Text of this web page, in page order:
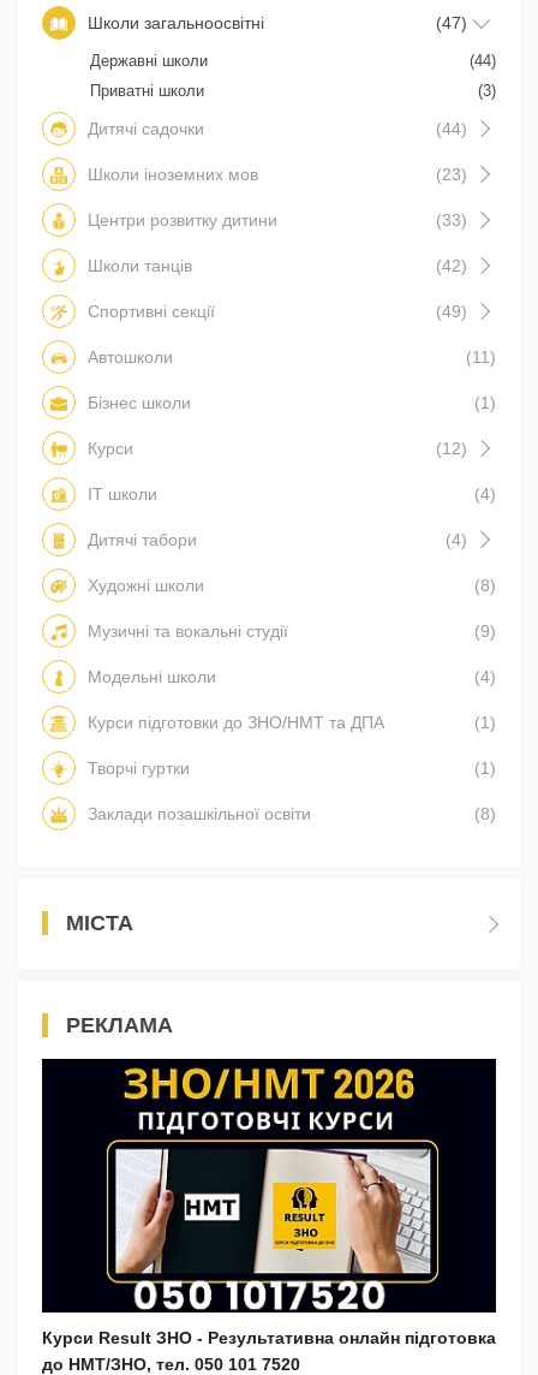
Школи загальноосвітні (47)
Державні школи
(44)
Приватні школи
(3)
Дитячі садочки (44)
Школи іноземних мов (23)
Центри розвитку дитини (33)
Школи танців (42)
Спортивні секції (49)
Автошколи (11)
Бізнес школи (1)
Курси (12)
IT школи (4)
Дитячі табори (4)
Художні школи (8)
Музичні та вокальні студії (9)
Модельні школи (4)
Курси підготовки до ЗНО/НМТ та ДПА (1)
Творчі гуртки (1)
Заклади позашкільної освіти (8)
МІСТА
РЕКЛАМА
Курси Result ЗНО - Результативна онлайн підготовка
до НМТ/ЗНО, тел. 050 101 7520